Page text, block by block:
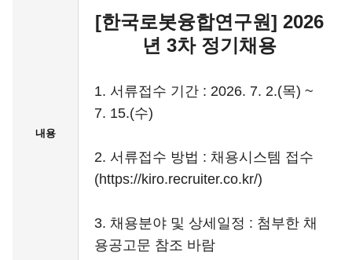
내용
[한국로봇융합연구원] 2026
년 3차 정기채용
1. 서류접수 기간 : 2026. 7. 2.(목) ~
7. 15.(수)
2. 서류접수 방법 : 채용시스템 접수
(https://kiro.recruiter.co.kr/)
3. 채용분야 및 상세일정 : 첨부한 채
용공고문 참조 바람